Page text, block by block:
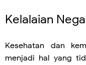
Kelalaian
Kesehatan dan
menjadi hal yang